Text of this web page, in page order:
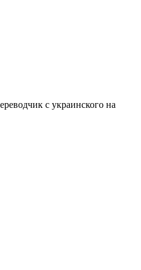
с украинского на